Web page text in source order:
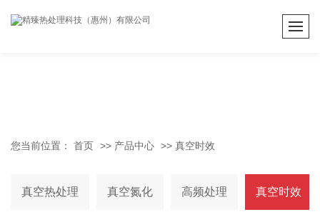
您当前位置： 首页 >> 产品中心 >> 真空时效
真空热处理 真空氮化 高频处理 真空时效